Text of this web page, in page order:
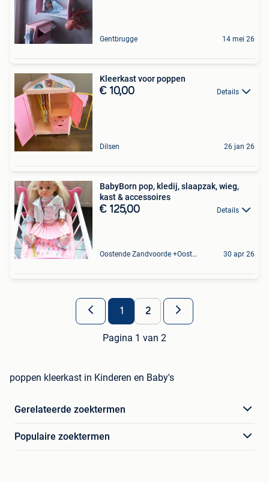
Gentbrugge 14 mei 26
Kleerkast voor poppen
€ 10,00 Details
Dilsen 26 jan 26
BabyBorn pop, kledij, slaapzak, wieg,
kast & accessoires
€ 125,00 Details
Oostende Zandvoorde +Oostende 30 apr 26
1 2
Pagina 1 van 2
poppen kleerkast in Kinderen en Baby's
Gerelateerde zoektermen
Populaire zoektermen